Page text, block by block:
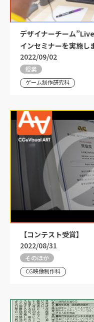
デザイナーチーム
インセミナーを実施し
2022/09/02
授業
ゲーム制作研究科
【コンテスト受賞】
2022/08/31
そのほか
CG映像制作科